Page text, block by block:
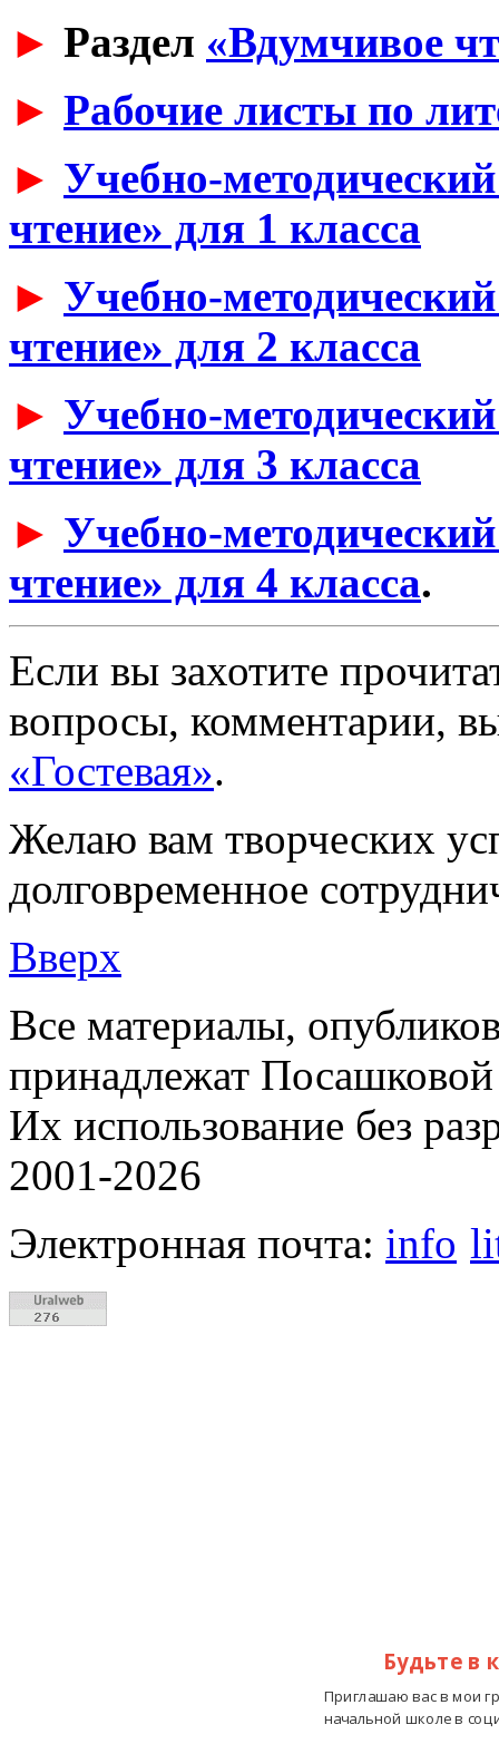
► Раздел «Вдумчивое
► Рабочие листы по
► Учебно-
чтение» для 1 класса
► Учебно-
чтение» для 2 класса
► Учебно-
чтение» для 3 класса
► Учебно-
чтение» для 4 класса.
Если вы захотите
вопросы, комментарии,
«Гостевая».
Желаю вам творческих
долговременное
Вверх
Все материалы,
принадлежат
Их использование без
2001-2026
Электронная почта: info
Будьте в
Приглашаю вас в мои
начальной школе в